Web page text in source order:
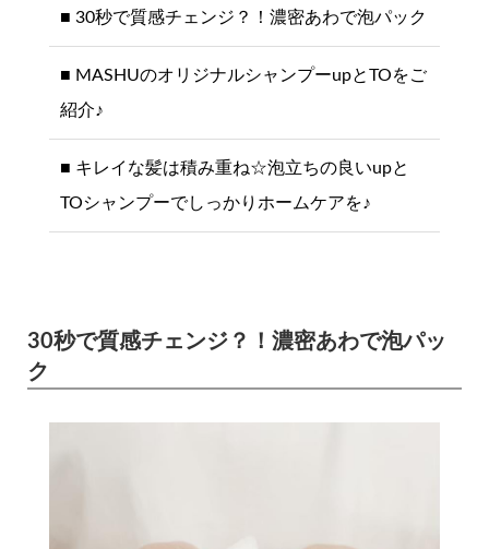
30秒で質感チェンジ？！濃密あわで泡パック
MASHUのオリジナルシャンプーupとTOをご
紹介♪
キレイな髪は積み重ね☆泡立ちの良いupと
TOシャンプーでしっかりホームケアを♪
30秒で質感チェンジ？！濃密あわで泡パッ
ク